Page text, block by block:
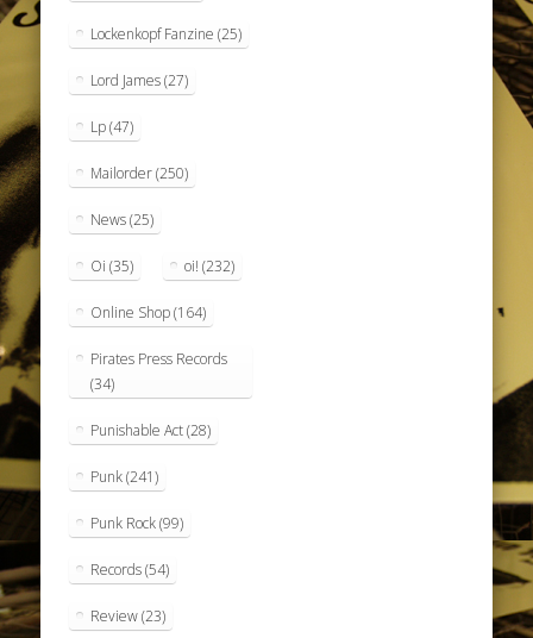
Lockenkopf Fanzine (25)
Lord James(27)
Lp(47)
Mailorder(250)
News(25)
Oi (35) oi! (232)
Online Shop(164)
Pirates Press Records
(34)
Punishable Act(28)
Punk(241)
Punk Rock(99)
Records(54)
Review(23)